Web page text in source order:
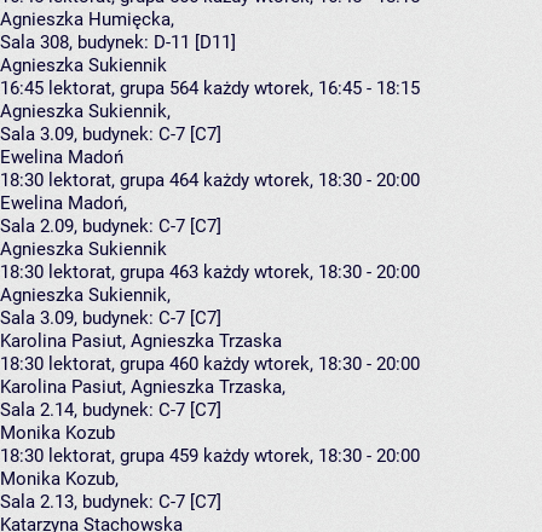
Agnieszka Humięcka,
Sala 308, budynek: D-11 [D11]
Agnieszka Sukiennik
16:45 lektorat, grupa 564 każdy wtorek, 16:45 - 18:15
Agnieszka Sukiennik,
Sala 3.09, budynek: C-7 [C7]
Ewelina Madoń
18:30 lektorat, grupa 464 każdy wtorek, 18:30 - 20:00
Ewelina Madoń,
Sala 2.09, budynek: C-7 [C7]
Agnieszka Sukiennik
18:30 lektorat, grupa 463 każdy wtorek, 18:30 - 20:00
Agnieszka Sukiennik,
Sala 3.09, budynek: C-7 [C7]
Karolina Pasiut, Agnieszka Trzaska
18:30 lektorat, grupa 460 każdy wtorek, 18:30 - 20:00
Karolina Pasiut, Agnieszka Trzaska,
Sala 2.14, budynek: C-7 [C7]
Monika Kozub
18:30 lektorat, grupa 459 każdy wtorek, 18:30 - 20:00
Monika Kozub,
Sala 2.13, budynek: C-7 [C7]
Katarzyna Stachowska